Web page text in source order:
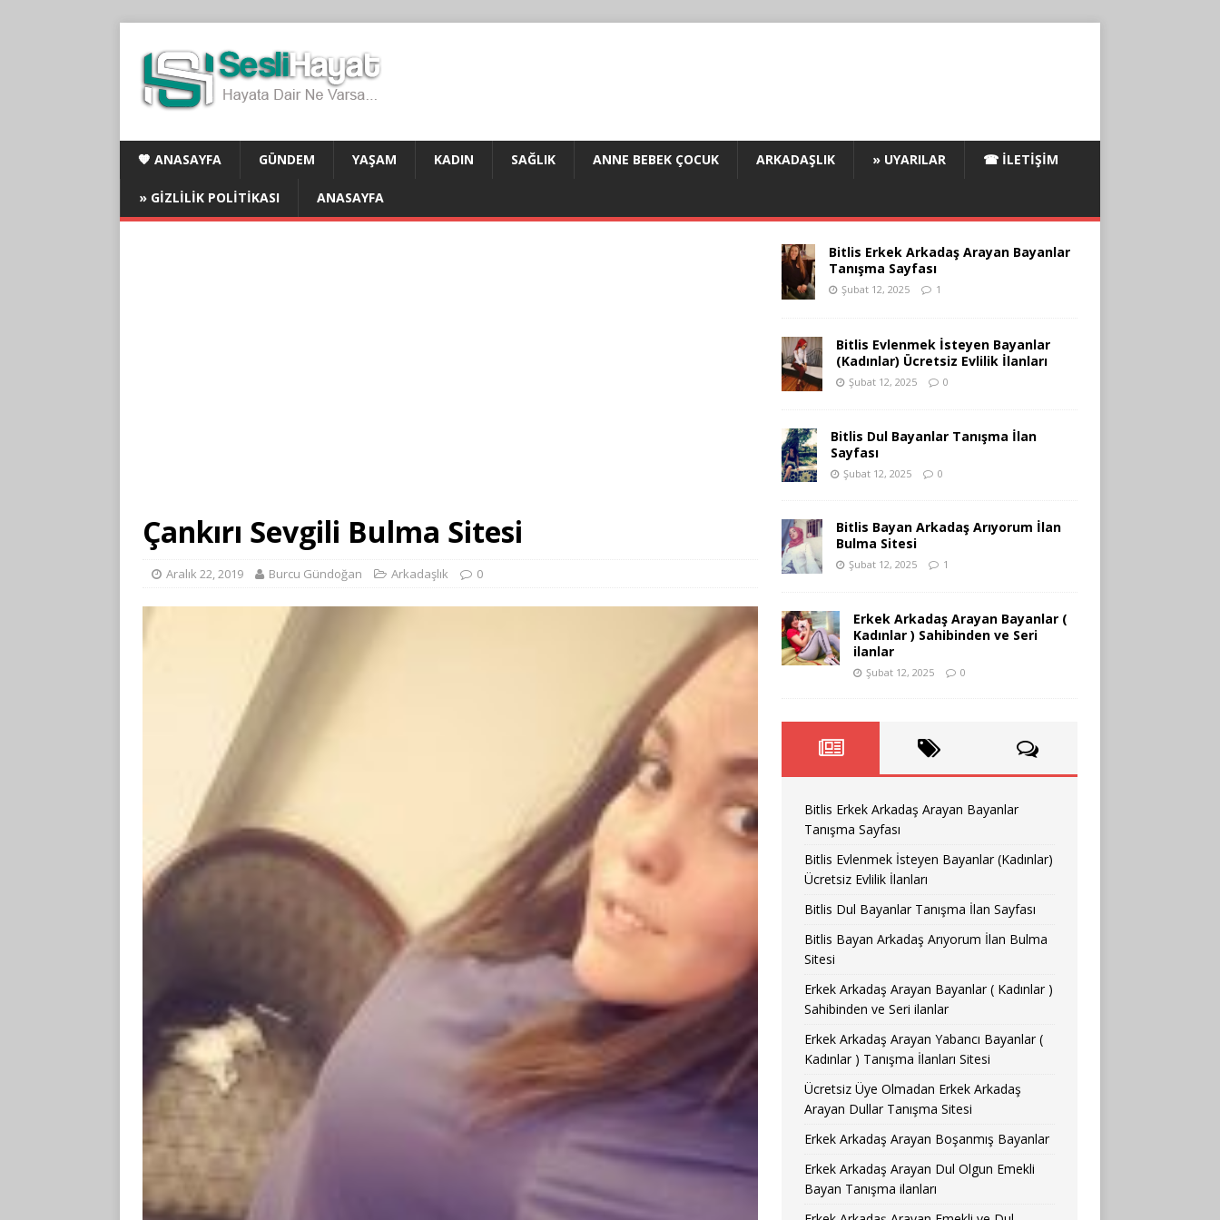
🧡 ANASAYFA GÜNDEM YAŞAM KADIN SAĞLIK ANNE BEBEK ÇOCUK ARKADAŞLIK » UYARILAR ☎ İLETIŞIM
» GIZLILIK POLITIKASI ANASAYFA
Çankırı Sevgili Bulma Sitesi
Aralık 22, 2019 Burcu Gündoğan Arkadaşlık 0
Bitlis Erkek Arkadaş Arayan Bayanlar
Tanışma Sayfası
Şubat 12, 2025 1
Bitlis Evlenmek İsteyen Bayanlar
(Kadınlar) Ücretsiz Evlilik İlanları
Şubat 12, 2025 0
Bitlis Dul Bayanlar Tanışma İlan
Sayfası
Şubat 12, 2025 0
Bitlis Bayan Arkadaş Arıyorum İlan
Bulma Sitesi
Şubat 12, 2025 1
Erkek Arkadaş Arayan Bayanlar (
Kadınlar ) Sahibinden ve Seri
ilanlar
Şubat 12, 2025 0
Bitlis Erkek Arkadaş Arayan Bayanlar
Tanışma Sayfası
Bitlis Evlenmek İsteyen Bayanlar (Kadınlar)
Ücretsiz Evlilik İlanları
Bitlis Dul Bayanlar Tanışma İlan Sayfası
Bitlis Bayan Arkadaş Arıyorum İlan Bulma
Sitesi
Erkek Arkadaş Arayan Bayanlar ( Kadınlar )
Sahibinden ve Seri ilanlar
Erkek Arkadaş Arayan Yabancı Bayanlar (
Kadınlar ) Tanışma İlanları Sitesi
Ücretsiz Üye Olmadan Erkek Arkadaş
Arayan Dullar Tanışma Sitesi
Erkek Arkadaş Arayan Boşanmış Bayanlar
Erkek Arkadaş Arayan Dul Olgun Emekli
Bayan Tanışma ilanları